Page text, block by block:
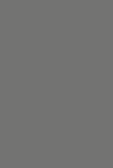
on: facebook